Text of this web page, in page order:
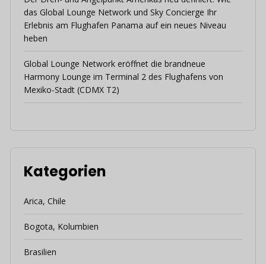
das Global Lounge Network und Sky Concierge Ihr
Erlebnis am Flughafen Panama auf ein neues Niveau
heben
Global Lounge Network eröffnet die brandneue
Harmony Lounge im Terminal 2 des Flughafens von
Mexiko-Stadt (CDMX T2)
Kategorien
Arica, Chile
Bogota, Kolumbien
Brasilien